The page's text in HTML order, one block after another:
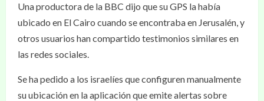
Una productora de la BBC dijo que su GPS la había
ubicado en El Cairo cuando se encontraba en Jerusalén, y
otros usuarios han compartido testimonios similares en
las redes sociales.
Se ha pedido a los israelíes que configuren manualmente
su ubicación en la aplicación que emite alertas sobre